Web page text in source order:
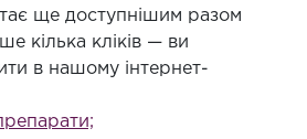
ще доступнішим разом
кілька кліків — ви
в нашому інтернет-